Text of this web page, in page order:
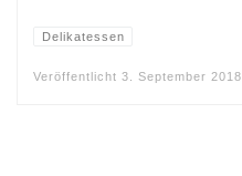
Delikatessen
Veröffentlicht 3. September 2018